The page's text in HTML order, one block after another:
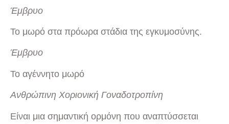
Έμβρυο
Το μωρό στα πρόωρα στάδια της εγκυμοσύνης.
Έμβρυο
Το αγέννητο μωρό
Ανθρώπινη Χοριονική Γοναδοτροπίνη
Είναι μια σημαντική ορμόνη που αναπτύσσεται